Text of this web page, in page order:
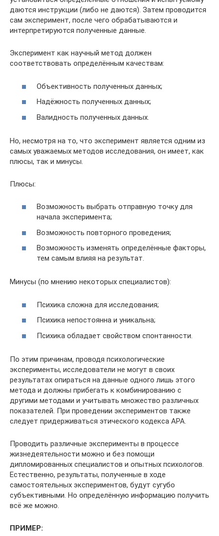
даются инструкции (либо не даются). Затем проводится
сам эксперимент, после чего обрабатываются и
интерпретируются полученные данные.
Эксперимент как научный метод должен
соответствовать определённым качествам:
Объективность полученных данных;
Надёжность полученных данных;
Валидность полученных данных.
Но, несмотря на то, что эксперимент является одним из
самых уважаемых методов исследования, он имеет, как
плюсы, так и минусы.
Плюсы:
Возможность выбрать отправную точку для
начала эксперимента;
Возможность повторного проведения;
Возможность изменять определённые факторы,
тем самым влияя на результат.
Минусы (по мнению некоторых специалистов):
Психика сложна для исследования;
Психика непостоянна и уникальна;
Психика обладает свойством спонтанности.
По этим причинам, проводя психологические
эксперименты, исследователи не могут в своих
результатах опираться на данные одного лишь этого
метода и должны прибегать к комбинированию с
другими методами и учитывать множество различных
показателей. При проведении экспериментов также
следует придерживаться этического кодекса APA.
Проводить различные эксперименты в процессе
жизнедеятельности можно и без помощи
дипломированных специалистов и опытных психологов.
Естественно, результаты, полученные в ходе
самостоятельных экспериментов, будут сугубо
субъективными. Но определённую информацию получить
всё же можно.
ПРИМЕР: